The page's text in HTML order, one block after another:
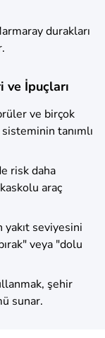
durakları
İpuçları
ve birçok
tanımlı
risk daha
araç
yakıt seviyesini
veya "dolu
şehir
sunar.